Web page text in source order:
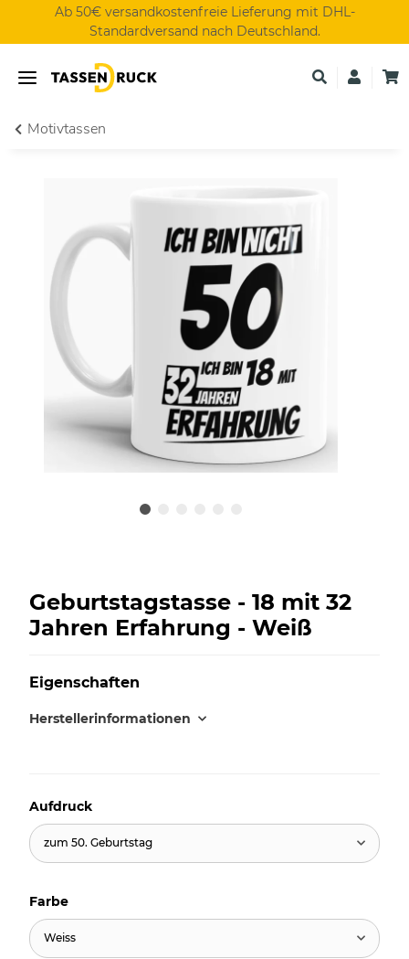
Ab 50€ versandkostenfreie Lieferung mit DHL-
Standardversand nach Deutschland.
Motivtassen
Geburtstagstasse - 18 mit 32
Jahren Erfahrung - Weiß
Eigenschaften
Herstellerinformationen
Aufdruck
zum 50. Geburtstag
Farbe
Weiss